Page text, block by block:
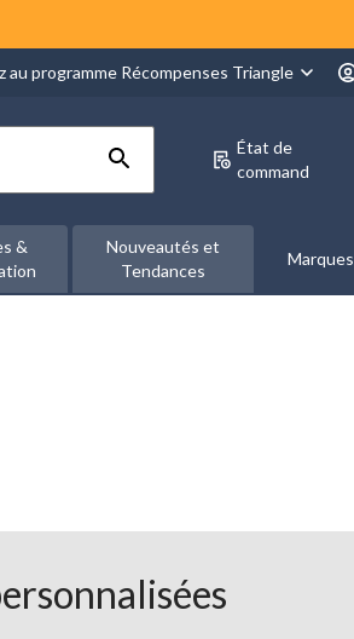
au programme Récompenses Triangle
État de
command
&
Nouveautés et
Tendances
Marques